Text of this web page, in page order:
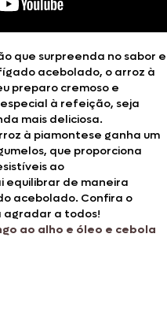
que surpreenda no sabor e
acebolado, o arroz à
preparo cremoso e
à refeição, seja
mais deliciosa.
à piamontese ganha um
que proporciona
ao
equilibrar de maneira
acebolado. Confira o
agradar a todos!
ao alho e óleo e cebola